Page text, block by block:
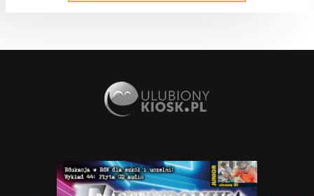
Programowanie paneli HMI (3)